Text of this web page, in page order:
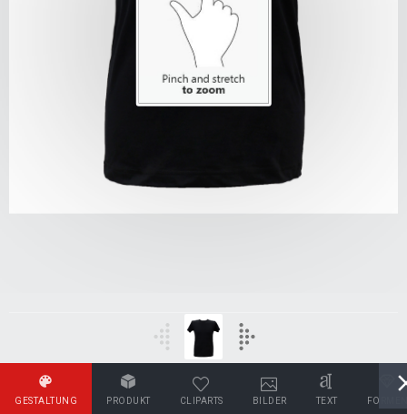
GESTALTUNG PRODUKT CLIPARTS BILDER TEXT